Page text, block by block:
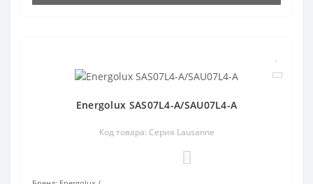
Energolux SAS07L4-A/SAU07L4-A
Код товара: Серия Lausanne